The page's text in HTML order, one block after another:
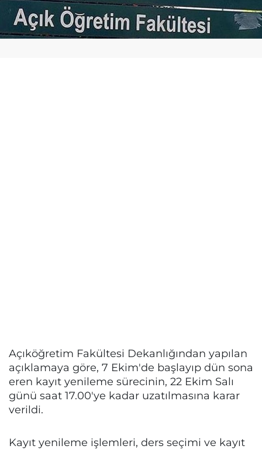
Açıköğretim Fakültesi Dekanlığından yapılan
açıklamaya göre, 7 Ekim'de başlayıp dün sona
eren kayıt yenileme sürecinin, 22 Ekim Salı
günü saat 17.00'ye kadar uzatılmasına karar
verildi.
Kayıt yenileme işlemleri, ders seçimi ve kayıt